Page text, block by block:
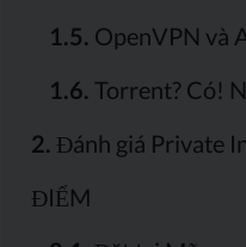
1.5. OpenVPN và
1.6. Torrent? Có!
2. Đánh giá Private
ĐIỂM